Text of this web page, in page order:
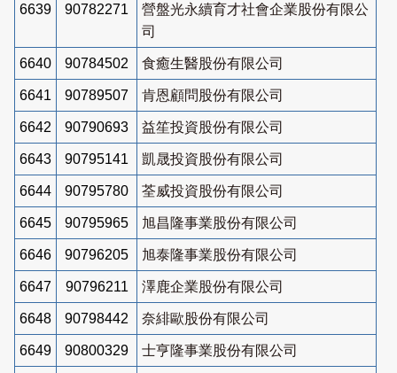
6639 90782271
營盤光永續育才社會企業股份有限公
司
6640 90784502 食癒生醫股份有限公司
6641 90789507 肯恩顧問股份有限公司
6642 90790693 益笙投資股份有限公司
6643 90795141 凱晟投資股份有限公司
6644 90795780 荃威投資股份有限公司
6645 90795965 旭昌隆事業股份有限公司
6646 90796205 旭泰隆事業股份有限公司
6647 90796211 澤鹿企業股份有限公司
6648 90798442 奈緋歐股份有限公司
6649 90800329 士亨隆事業股份有限公司